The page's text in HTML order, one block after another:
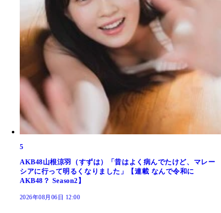
5
AKB48山根涼羽（すずは）「昔はよく病んでたけど、マレー
シアに行って明るくなりました」【連載 なんで令和に
AKB48？ Season2】
2026年08月06日 12:00